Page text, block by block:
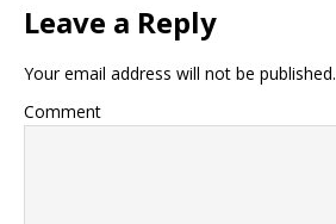
Leave a Reply
Your email address will not be published.
Comment